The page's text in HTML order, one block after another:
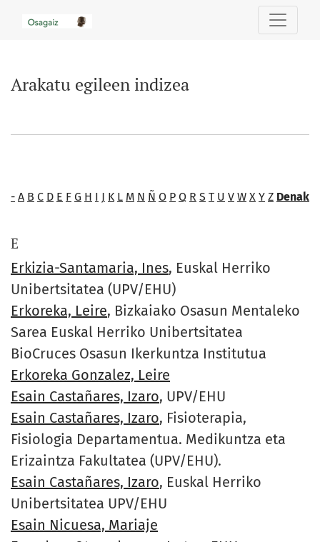
Arakatu egileen indizea
- A B C D E F G H I J K L M N Ñ O P Q R S T U V W X Y Z Denak
E
Erkizia-Santamaria, Ines, Euskal Herriko
Unibertsitatea (UPV/EHU)
Erkoreka, Leire, Bizkaiako Osasun Mentaleko
Sarea Euskal Herriko Unibertsitatea
BioCruces Osasun Ikerkuntza Institutua
Erkoreka Gonzalez, Leire
Esain Castañares, Izaro, UPV/EHU
Esain Castañares, Izaro, Fisioterapia,
Fisiologia Departamentua. Medikuntza eta
Erizaintza Fakultatea (UPV/EHU).
Esain Castañares, Izaro, Euskal Herriko
Unibertsitatea UPV/EHU
Esain Nicuesa, Mariaje